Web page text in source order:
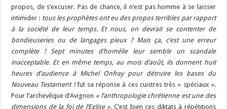
propos, de s’excuser. Pas de chance, il n’est pas homme à se laisser
intimider : tous les prophètes ont eu des propos terribles par rapport
à la société de leur temps. Et nous, on devrait se contenter de
bondieuseries ou de langages pieux ? Mais ça, c’est une erreur
complète ! Sept minutes d’homélie leur semble un scandale
inacceptable. Et en même temps, au mois d’août, ils donnent huit
heures d’audience à Michel Onfray pour détruire les bases du
Nouveau Testament !fut sa réponse à ces cuistres très « spéciaux ».
Pour l’archevêque d’Avignon « l’anthropologie chrétienne est une des
dimensions de la foi de l’Eglise ». C’est bien ces diktats à répétitions